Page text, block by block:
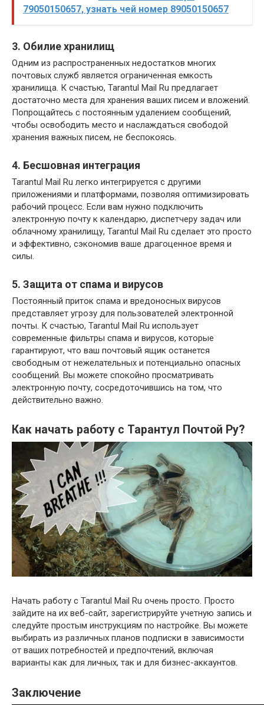
79050150657, узнать чей номер 89050150657
3. Обилие хранилищ
Одним из распространенных недостатков многих
почтовых служб является ограниченная емкость
хранилища. К счастью, Tarantul Mail Ru предлагает
достаточно места для хранения ваших писем и вложений.
Попрощайтесь с постоянным удалением сообщений,
чтобы освободить место и наслаждаться свободой
хранения важных писем, не беспокоясь.
4. Бесшовная интеграция
Tarantul Mail Ru легко интегрируется с другими
приложениями и платформами, позволяя оптимизировать
рабочий процесс. Если вам нужно подключить
электронную почту к календарю, диспетчеру задач или
облачному хранилищу, Tarantul Mail Ru сделает это просто
и эффективно, сэкономив ваше драгоценное время и
силы.
5. Защита от спама и вирусов
Постоянный приток спама и вредоносных вирусов
представляет угрозу для пользователей электронной
почты. К счастью, Tarantul Mail Ru использует
современные фильтры спама и вирусов, которые
гарантируют, что ваш почтовый ящик останется
свободным от нежелательных и потенциально опасных
сообщений. Вы можете спокойно просматривать
электронную почту, сосредоточившись на том, что
действительно важно.
Как начать работу с Тарантул Почтой Ру?
Начать работу с Tarantul Mail Ru очень просто. Просто
зайдите на их веб-сайт, зарегистрируйте учетную запись и
следуйте простым инструкциям по настройке. Вы можете
выбирать из различных планов подписки в зависимости
от ваших потребностей и предпочтений, включая
варианты как для личных, так и для бизнес-аккаунтов.
Заключение